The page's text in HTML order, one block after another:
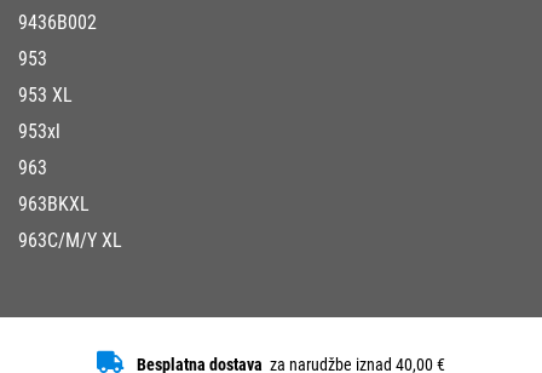
9436B002
953
953 XL
953xl
963
963BKXL
963C/M/Y XL
Besplatna dostava za narudžbe iznad 40,00 €